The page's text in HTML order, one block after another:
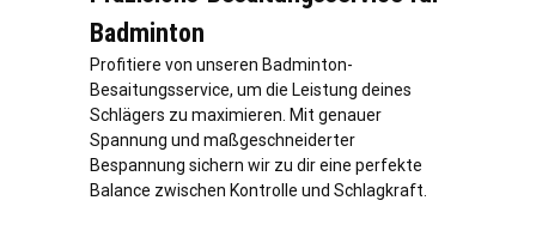
Badminton
Profitiere von unseren Badminton-
Besaitungsservice, um die Leistung deines
Schlägers zu maximieren. Mit genauer
Spannung und maßgeschneiderter
Bespannung sichern wir zu dir eine perfekte
Balance zwischen Kontrolle und Schlagkraft.